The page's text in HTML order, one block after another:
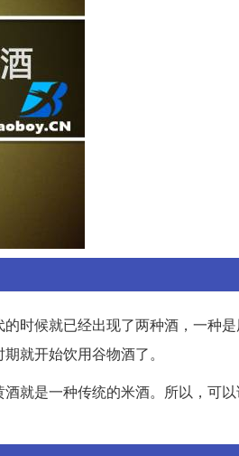
时候就已经出现了两种酒，一种
就开始饮用谷物酒了。
就是一种传统的米酒。所以，可